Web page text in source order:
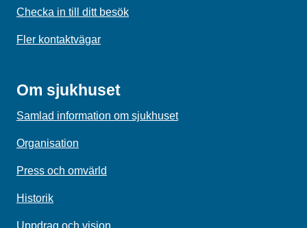
Checka in till ditt besök
Fler kontaktvägar
Om sjukhuset
Samlad information om sjukhuset
Organisation
Press och omvärld
Historik
Uppdrag och vision